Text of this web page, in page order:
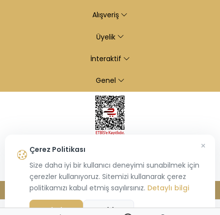
Alışveriş
Üyelik
İnteraktif
Genel
© 2026 Kiraz Altın- Tüm hakları saklıdır.
Bu site,Hiosis®tarafından geliştirilmişE-Ticaretpaketleri ile oluşturulmuştur.
Çerez Politikası
Size daha iyi bir kullanıcı deneyimi sunabilmek için
çerezler kullanıyoruz. Sitemizi kullanarak çerez
politikamızı kabul etmiş sayılırsınız. Detaylı bilgi
Kabul Et Reddet
×